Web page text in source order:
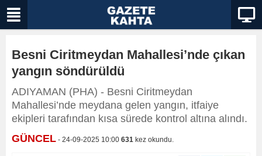
Besni Ciritmeydan Mahallesi’nde çıkan
yangın söndürüldü
ADIYAMAN (PHA) - Besni Ciritmeydan
Mahallesi’nde meydana gelen yangın, itfaiye
ekipleri tarafından kısa sürede kontrol altına alındı.
GÜNCEL - 24-09-2025 10:00 631 kez okundu.